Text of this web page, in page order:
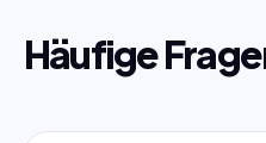
Häufige